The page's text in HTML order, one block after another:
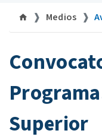
Medios
Superior